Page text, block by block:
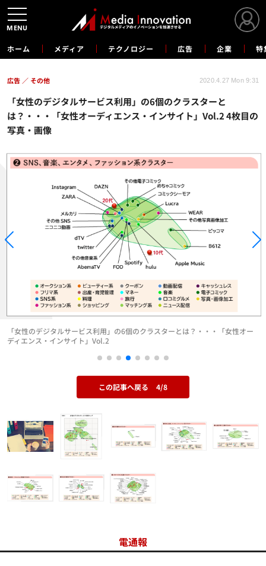
ホーム メディア テクノロジー 広告 企業 特
「女性のデジタルサービス利用」の6個のクラスターと
は？・・・「女性オーディエンス・インサイト」Vol.2 4枚目の
写真・画像
広告 その他 2020.4.27 Mon 9:31
「女性のデジタルサービス利用」の6個のクラスターとは？・・・「女性オー
ディエンス・インサイト」Vol.2
この記事へ戻る 4/8
電通報
MENU